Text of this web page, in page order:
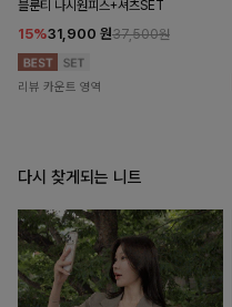
블룬티 나시원피스+셔츠SET
15%31,900 원37,500원
리뷰 카운트 영역
다시 찾게되는 니트